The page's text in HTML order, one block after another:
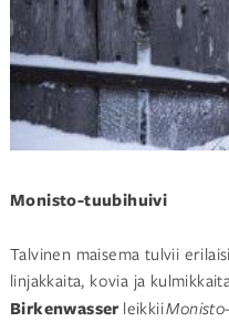
Monisto-tuubihuivi
Talvinen maisema tulvii
linjakkaita, kovia ja
Birkenwasser leikkiiMonisto